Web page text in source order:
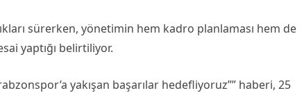
sürerken, yönetimin hem kadro planlaması hem de
yaptığı belirtiliyor.
yakışan başarılar hedefliyoruz”” haberi, 25